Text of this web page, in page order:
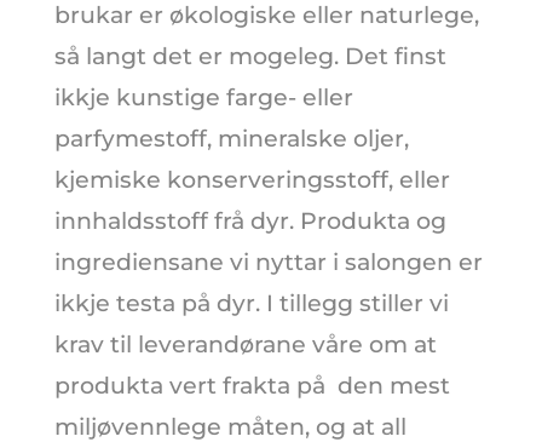
brukar er økologiske eller naturlege,
så langt det er mogeleg. Det finst
ikkje kunstige farge- eller
parfymestoff, mineralske oljer,
kjemiske konserveringsstoff, eller
innhaldsstoff frå dyr. Produkta og
ingrediensane vi nyttar i salongen er
ikkje testa på dyr. I tillegg stiller vi
krav til leverandørane våre om at
produkta vert frakta på den mest
miljøvennlege måten, og at all